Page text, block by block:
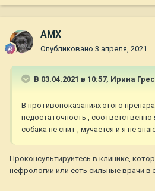
AMX
Опубликовано 3 апреля, 2021
В 03.04.2021 в 10:57, Ирина
В противопоказаниях этого
недостаточность ,
собака не спит , мучается и я не
Проконсультируйтесь в клинике,
нефрологии или есть сильные врачи в